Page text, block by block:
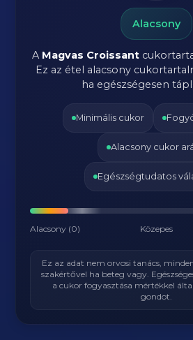
Alacsony
A Magvas Croissant
Ez az étel alacsony
ha egészségesen
Minimális cukor
Alacsony cukor
Egészségtudatos
Alacsony (0) Közepes
Ez az adat nem orvosi tanács,
szakértővel ha beteg vagy.
a cukor fogyasztása mértékkel
gondot.